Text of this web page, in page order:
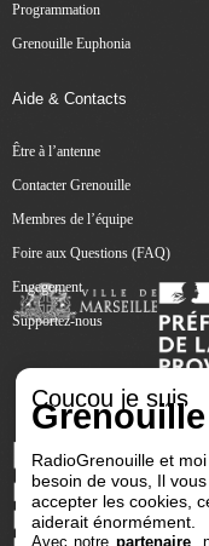
Programmation
Grenouille Euphonia
Aide & Contacts
Être à l’antenne
Contacter Grenouille
Membres de l’équipe
Foire aux Questions (FAQ)
Engagement
Supportez-nous
Coucou je suis
RadioGrenouille et
besoin de vous, Il
accepter les cookies,
aiderait énormément.
Avec notrepartenaire ,